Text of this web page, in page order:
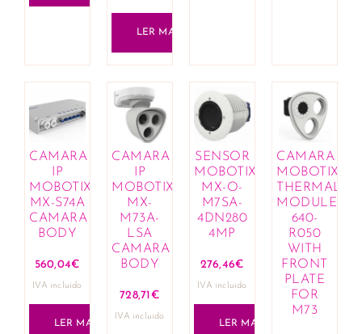
LER MAIS
CAMARA
IP
MOBOTIX
MX-S74A
CAMARA
BODY
560,04€
IVA incluido
LER MAIS
CAMARA
IP
MOBOTIX
MX-
M73A-
LSA
CAMARA
BODY
728,71 €
IVA incluido
SENSOR
MOBOTIX
MX-O-
M7SA-
4DN280
4MP
276,46€
IVA incluido
LER MAIS
CAMARA
MOBOTIX
THERMAL
MODULE
640-
R050
WITH
FRONT
PLATE
FOR
M73